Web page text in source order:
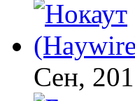
Сен,